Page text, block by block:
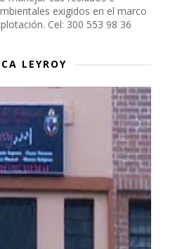
exigidos en el marco
Cel: 300 553 98 36
LEYROY